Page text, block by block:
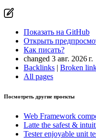
Вы нашли проблему на
Показать на GitHub
Открыть
Сообщить о проблеме
Показать на GitHub
Открыть
Как писать?
changed 3 авг. 2026 г.
Backlinks | Broken
All pages
Посмотреть другие проекты
Web Framework
Latte the safest &
Testerenjoyable unit